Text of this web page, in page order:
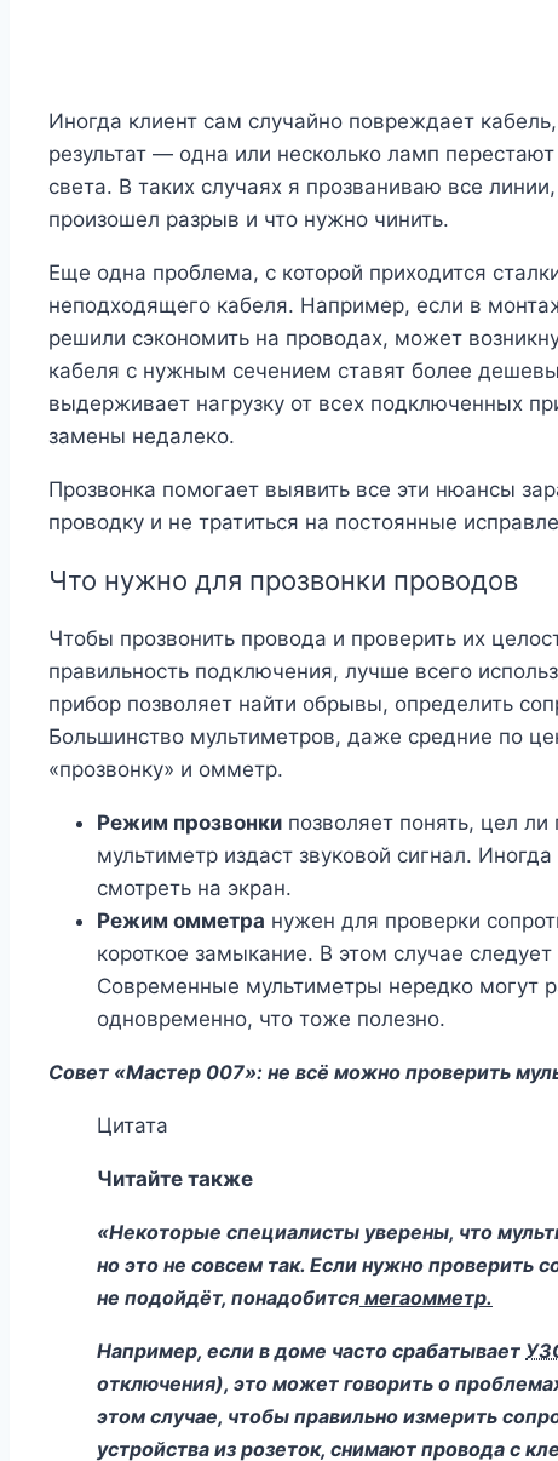
Иногда клиент сам случайно повреждает
результат — одна или несколько ламп
света. В таких случаях я прозваниваю все
произошел разрыв и что нужно чинить.
Еще одна проблема, с которой приходится
неподходящего кабеля. Например, если в
решили сэкономить на проводах, может
кабеля с нужным сечением ставят более
выдерживает нагрузку от всех подключенных
замены недалеко.
Прозвонка помогает выявить все эти нюансы
проводку и не тратиться на постоянные
Что нужно для прозвонки проводов
Чтобы прозвонить провода и проверить их
правильность подключения, лучше всего
прибор позволяет найти обрывы, определить
Большинство мультиметров, даже средние по
«прозвонку» и омметр.
Режим прозвонки позволяет понять, цел
мультиметр издаст звуковой сигнал.
смотреть на экран.
Режим омметра нужен для проверки
короткое замыкание. В этом случае
Современные мультиметры нередко могут
одновременно, что тоже полезно.
Совет «Мастер 007»: не всё можно проверить
Цитата
Читайте также
«Некоторые специалисты уверены, что
но это не совсем так. Если нужно проверить
не подойдёт, понадобится мегаомметр.
Например, если в доме часто срабатывает
отключения), это может говорить о
этом случае, чтобы правильно измерить
устройства из розеток, снимают провода с